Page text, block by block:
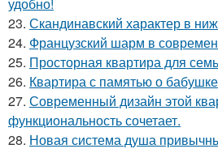
удобно!
23. Скандинавский характер в
24. Французский шарм в
25. Просторная квартира для
26. Квартира с памятью о
27. Современный дизайн этой
функциональность сочетает.
28. Новая система душа